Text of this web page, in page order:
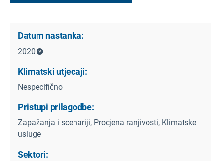
Datum nastanka:
2020
Klimatski utjecaji:
Nespecifično
Pristupi prilagodbe:
Zapažanja i scenariji, Procjena ranjivosti, Klimatske
usluge
Sektori: